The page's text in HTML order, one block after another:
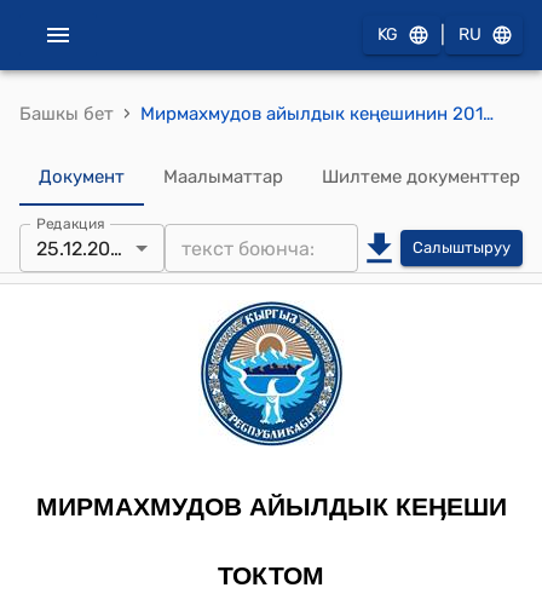
KG RU
Башкы бет › Мирмахмудов айылдык кеңешинин 2012-жылдын 25-декабрындагы № 1-1 "Мирмахмудов айылдык округунун кеңешинин регламентин бекитүү жөнүндө" токтому
Документ Маалыматтар Шилтеме документтер
Редакция
25.12.2012 Салыштыруу